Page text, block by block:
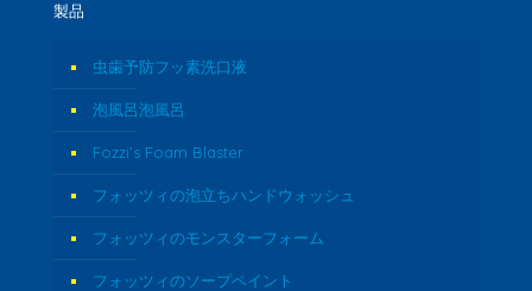
製品
虫歯予防フッ素洗口液
泡風呂泡風呂
Fozzi’s Foam Blaster
フォッツィの泡立ちハンドウォッシュ
フォッツィのモンスターフォーム
フォッツィのソープペイント